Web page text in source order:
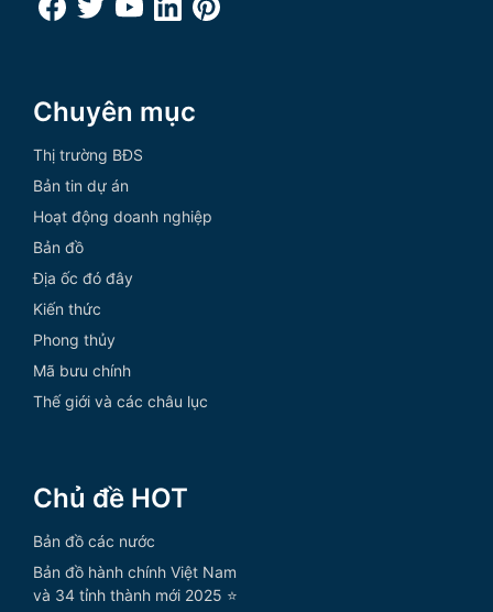
Chuyên mục
Thị trường BĐS
Bản tin dự án
Hoạt động doanh nghiệp
Bản đồ
Địa ốc đó đây
Kiến thức
Phong thủy
Mã bưu chính
Thế giới và các châu lục
Chủ đề HOT
Bản đồ các nước
Bản đồ hành chính Việt Nam
và 34 tỉnh thành mới 2025 ⭐